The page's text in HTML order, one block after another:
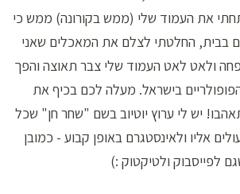
את העמוד שלי (ממש בקורונה) ממש כי
בבית, החלטתי לצלם את המאכלים שאני
ולאט לאט העמוד שלי צבר תאוצה והפך
בישראל. מעלה לכם בכיף את
יש לי ערוץ יוטיוב בשם "שחר חן" שכל
אליו ולאינסטגרם באופן קבוע - כמובן
לפייסבוק ולטיקטוק :)